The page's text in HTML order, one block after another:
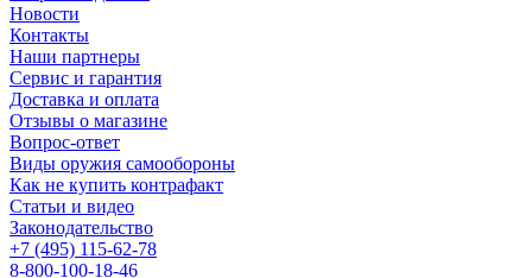
Новости
Контакты
Наши партнеры
Сервис и гарантия
Доставка и оплата
Отзывы о магазине
Вопрос-ответ
Виды оружия самообороны
Как не купить контрафакт
Статьи и видео
Законодательство
+7 (495) 115-62-78
8-800-100-18-46